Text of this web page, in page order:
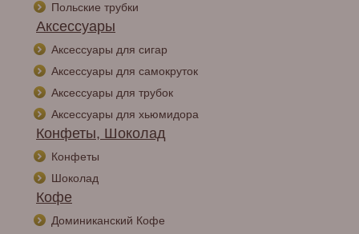
Польские трубки
Аксессуары
Аксессуары для сигар
Аксессуары для самокруток
Аксессуары для трубок
Аксессуары для хьюмидора
Конфеты, Шоколад
Конфеты
Шоколад
Кофе
Доминиканский Кофе